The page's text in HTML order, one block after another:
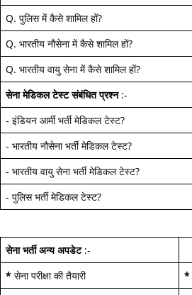
Q. पुलिस में कैसे शामिल हों?
Q. भारतीय नौसेना में कैसे शामिल हों?
Q. भारतीय वायु सेना में कैसे शामिल हों?
सेना मेडिकल टेस्ट संबंधित प्रश्न:-
- इंडियन आर्मी भर्ती मेडिकल टेस्ट?
- भारतीय नौसेना भर्ती मेडिकल टेस्ट?
- भारतीय वायु सेना भर्ती मेडिकल टेस्ट?
- पुलिस भर्ती मेडिकल टेस्ट?
सेना भर्ती अन्य अपडेट:-
* सेना परीक्षा की तैयारी *